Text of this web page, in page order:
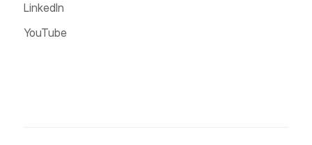
LinkedIn
YouTube